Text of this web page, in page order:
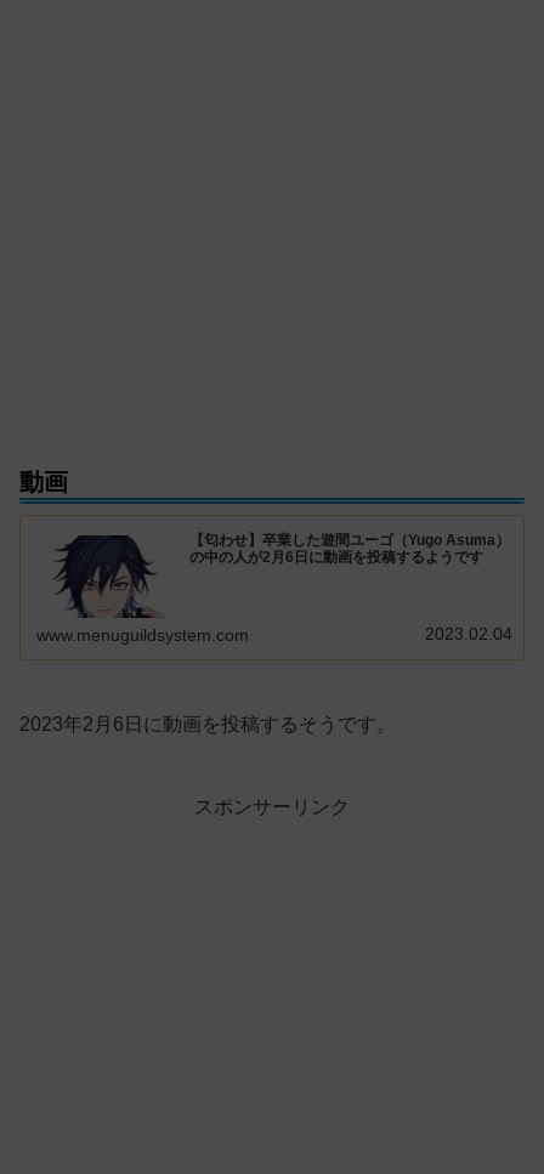
動画
【匂わせ】卒業した遊間ユーゴ（Yugo Asuma）
の中の人が2月6日に動画を投稿するようです
www.menuguildsystem.com 2023.02.04
2023年2月6日に動画を投稿するそうです。
スポンサーリンク